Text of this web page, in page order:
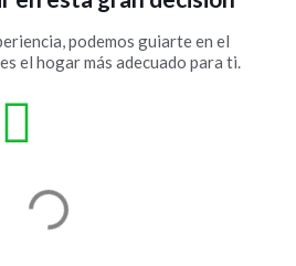
podemos guiarte en el
el hogar más adecuado para ti.